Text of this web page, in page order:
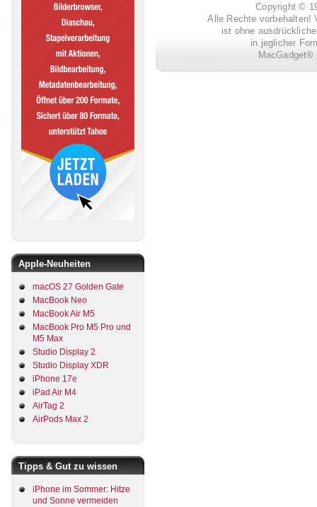
Apple-Neuheiten
macOS 27 Golden Gate
MacBook Neo
MacBook Air M5
MacBook Pro M5 Pro und
M5 Max
Studio Display 2
Studio Display XDR
iPhone 17e
iPad Air M4
AirTag 2
AirPods Max 2
Tipps & Gut zu wissen
iPhone im Sommer: Hitze
und Sonne vermeiden
Copyright ©
Alle Rechte vorbehalten!
ist ohne
in jeglicher
MacGadget®